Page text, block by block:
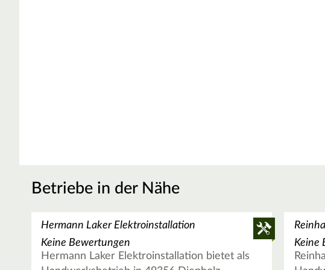
Betriebe in der Nähe
Hermann Laker Elektroinstallation
Keine Bewertungen
Hermann Laker Elektroinstallation bietet als
Keine